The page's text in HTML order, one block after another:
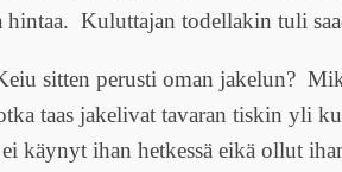
Kuluttajan todellakin tuli
sitten perusti oman jakelun?
taas jakelivat tavaran tiskin yli
käynyt ihan hetkessä eikä ollut